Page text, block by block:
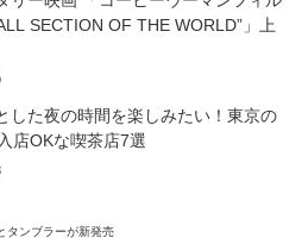
SECTION OF THE WORLD”」上
した夜の時間を楽しみたい！東京の
店OKな喫茶店7選
タンブラーが新発売